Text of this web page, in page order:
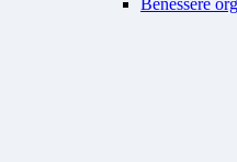
Benessere